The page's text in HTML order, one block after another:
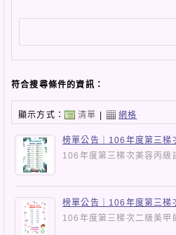
符合搜尋條件的資訊：
顯示方式： 清單 | 網格
榜單公告｜106年度第三梯
106年度第三梯次美容丙
榜單公告｜106年度第三梯
106年度第三梯次二級美